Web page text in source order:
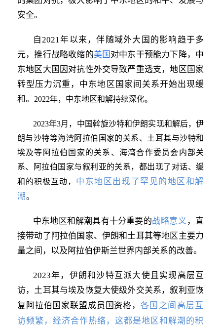
安全。
自2021年以来，伴随域外大国的影响趋于多
元，推行战略收缩的美国 对中东干预能力下降，中
东地区大国因对抗性外交导致严重透支，地区国家
转型压力沉重，中东地区国家间关系开始出现缓
和。
2022年，中东地区和解持续深化。
2023年3月，中国斡旋沙特和伊朗实现和解后，伊
朗与沙特等海湾阿拉伯国家的关系、土耳其与沙特和
埃及等阿拉伯国家的关系、海湾合作委员会内部关
系、阿拉伯国家与叙利亚的关系，都出现了对话、缓
和的积极互动， 中东地区出现了罕见的地区和解
潮。
中东地区和解潮具有十分重要的战略意义 ，直
接带动了阿拉伯国家、伊朗和土耳其等地区主要力
量之间，以及阿拉伯伊斯兰世界内部关系的改善。
2023年，伊朗和沙特互派大使且实现高层互
访，土耳其与埃及恢复大使级外交关系，叙利亚恢
复阿拉伯国家联盟成员国资格，各国之间高层互
访频繁，经济合作热络，这都是地区和解潮的积